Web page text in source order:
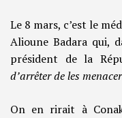
Le 8 mars, c’est le
Alioune Badara qui,
président de la
d’arrêter de les
On en rirait à